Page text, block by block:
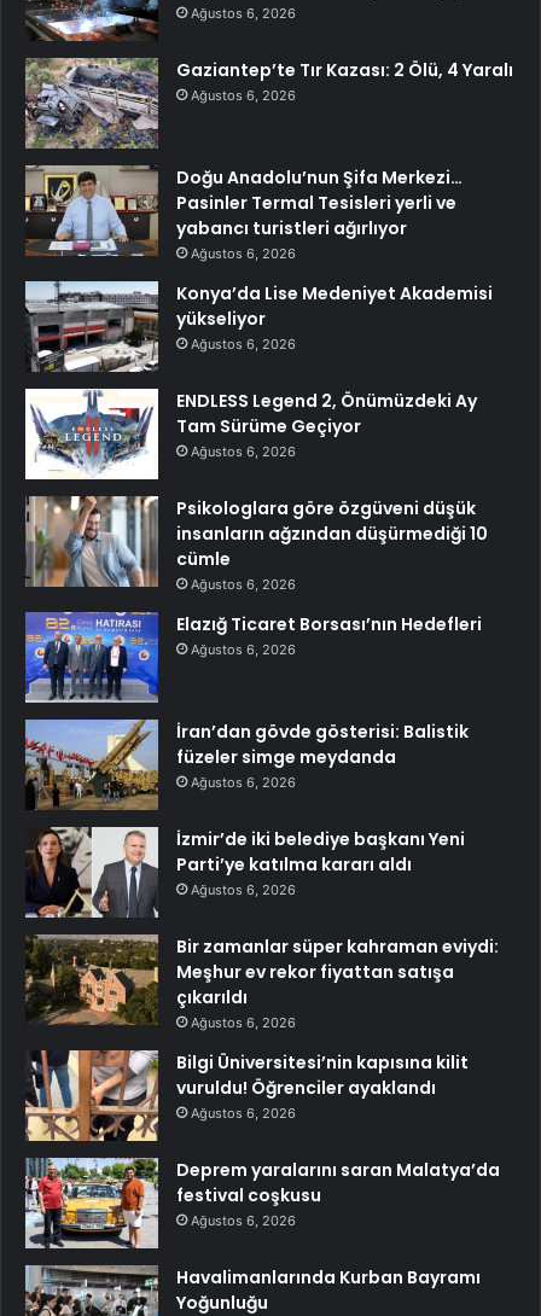
Ağustos 6, 2026
Gaziantep’te Tır Kazası: 2 Ölü, 4 Yaralı
Ağustos 6, 2026
Doğu Anadolu’nun Şifa Merkezi…
Pasinler Termal Tesisleri yerli ve
yabancı turistleri ağırlıyor
Ağustos 6, 2026
Konya’da Lise Medeniyet Akademisi
yükseliyor
Ağustos 6, 2026
ENDLESS Legend 2, Önümüzdeki Ay
Tam Sürüme Geçiyor
Ağustos 6, 2026
Psikologlara göre özgüveni düşük
insanların ağzından düşürmediği 10
cümle
Ağustos 6, 2026
Elazığ Ticaret Borsası’nın Hedefleri
Ağustos 6, 2026
İran’dan gövde gösterisi: Balistik
füzeler simge meydanda
Ağustos 6, 2026
İzmir’de iki belediye başkanı Yeni
Parti’ye katılma kararı aldı
Ağustos 6, 2026
Bir zamanlar süper kahraman eviydi:
Meşhur ev rekor fiyattan satışa
çıkarıldı
Ağustos 6, 2026
Bilgi Üniversitesi’nin kapısına kilit
vuruldu! Öğrenciler ayaklandı
Ağustos 6, 2026
Deprem yaralarını saran Malatya’da
festival coşkusu
Ağustos 6, 2026
Havalimanlarında Kurban Bayramı
Yoğunluğu